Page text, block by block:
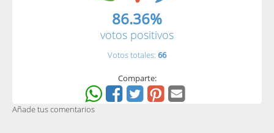
86.36%
votos positivos
Votos totales: 66
Comparte:
Añade tus comentarios